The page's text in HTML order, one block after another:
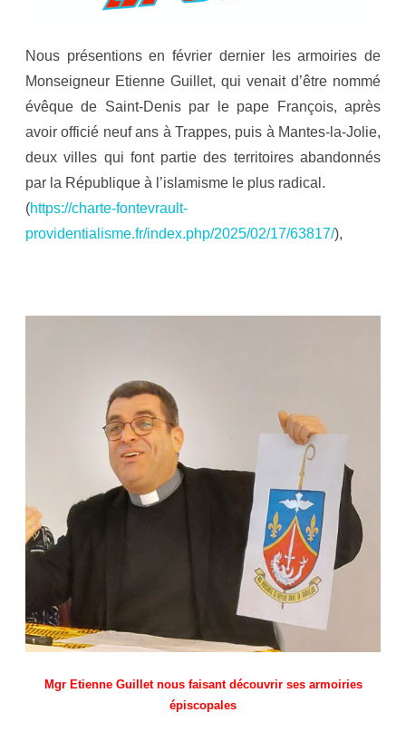
Saint-
ou
la
trahison
des
clercs.
Nous présentions en février dernier les armoiries de
Monseigneur Etienne Guillet, qui venait d’être nommé
évêque de Saint-Denis par le pape François, après
avoir officié neuf ans à Trappes, puis à Mantes-la-Jolie,
deux villes qui font partie des territoires abandonnés
par la République à l’islamisme le plus radical.
(https://charte-fontevrault-
providentialisme.fr/index.php/2025/02/17/63817/),
Mgr Etienne Guillet nous faisant découvrir ses armoiries
épiscopales